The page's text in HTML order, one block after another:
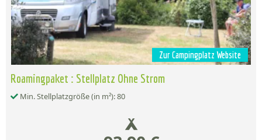
Zur Campingplatz Website
Roamingpaket : Stellplatz Ohne Strom
Min. Stellplatzgröße (in m²): 80